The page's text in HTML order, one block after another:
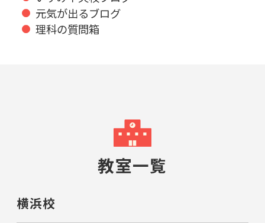
元気が出るブログ
理科の質問箱
教室一覧
横浜校